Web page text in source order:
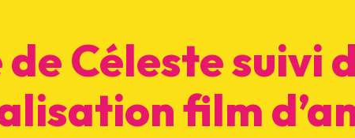
de Céleste suivi
film